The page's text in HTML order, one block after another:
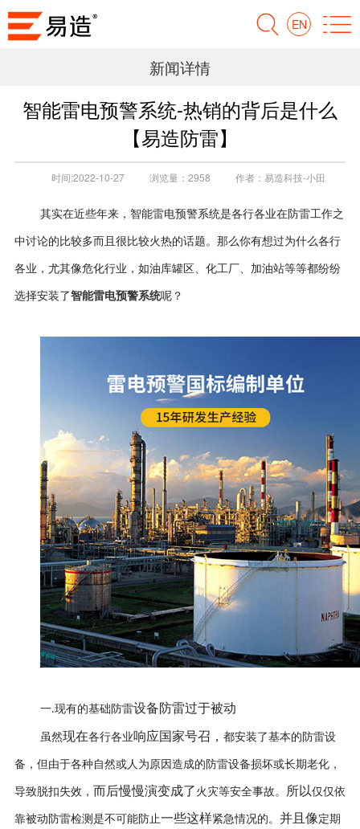
EN
新闻详情
智能雷电预警系统-热销的背后是什么
【易造防雷】
时间:2022-10-27 浏览量： 2958 作者： 易造科技-小田
其实在近些年来，智能雷电预警系统是各行各业在防雷工作之
中讨论的比较多而且很比较火热的话题。那么你有想过为什么各行
各业，尤其像危化行业，如油库罐区、化工厂、加油站等等都纷纷
选择安装了智能雷电预警系统呢？
一.现有的基础 防雷设备防雷过于被动
虽然现在各行各业响应国家号召， 都安装了基本的防雷设
备，但由于各种自然或人为原因造成的防雷设备损坏或长期老化，
导致脱扣失效， 而后慢慢演变成了 火灾等安全事故。 所以仅仅依
靠被动防雷检测是不可能防止一些这样紧急情况的。 并且像定期